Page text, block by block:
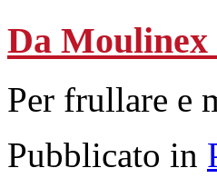
Da Moulinex
Per frullare e
Pubblicato in